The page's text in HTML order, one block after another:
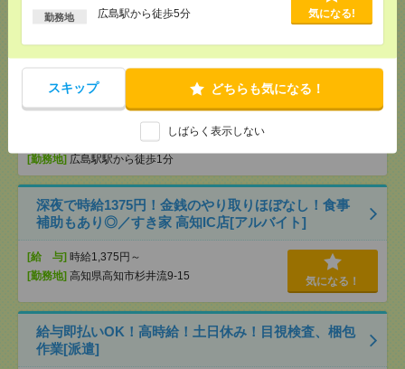
を保証するものではありません。※給
勤務地 広島駅から徒歩5分 気になる!
スキップ どちらも気になる！
しばらく表示しない
未経験OK！残業ほぼなし▼広島駅での受付[派遣]
[給 与]時給1400円 月収例 21万円 時給1400円×
実働7h30m×週5日×4週+残業5h ※月収例を保証す
るものではありません。※給与即受取りサービス利
1ヶ月3万円を上限として実費支給
[勤務地] 広島駅駅から徒歩1分
深夜で時給1375円！金銭のやり取りほぼなし！食事
補助もあり◎／すき家 高知IC店[アルバイト]
[給 与] 時給1,375円～
[勤務地] 高知県高知市杉井流9-15 気になる！
給与即払いOK！高時給！土日休み！目視検査、梱包
作業[派遣]